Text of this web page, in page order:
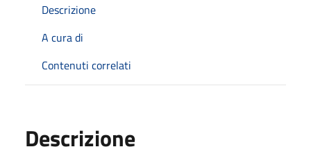
Descrizione
A cura di
Contenuti correlati
Descrizione